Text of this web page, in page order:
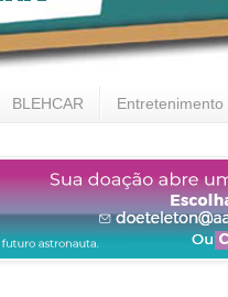
BLEHCAR Entretenimento